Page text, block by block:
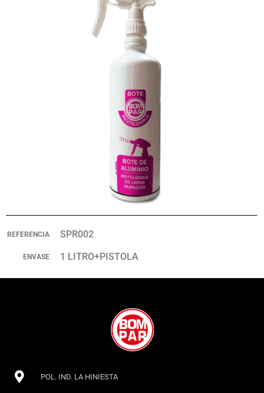
REFERENCIA SPR002
ENVASE 1 LITRO+PISTOLA
POL. IND. LA HINIESTA